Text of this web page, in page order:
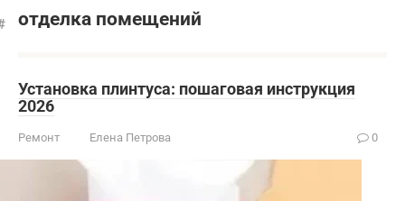
отделка помещений
Установка плинтуса: пошаговая инструкция
2026
Ремонт Елена Петрова 0